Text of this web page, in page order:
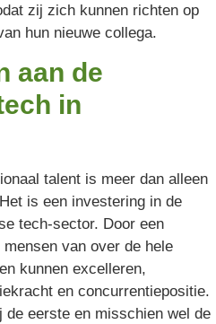
zij zich kunnen richten op
hun nieuwe collega.
aan de
in
talent is meer dan alleen
is een investering in de
tech-sector. Door een
van over de hele
kunnen excelleren,
en concurrentiepositie.
de eerste en misschien wel de